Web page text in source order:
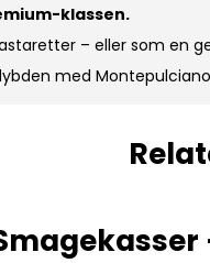
klassen.
– eller som en
med